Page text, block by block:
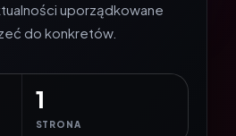
uporządkowane
do konkretów.
1
STRONA